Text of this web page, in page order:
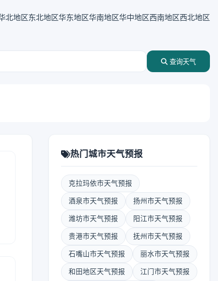
北地区东北地区华东地区华南地区华中地区西南地区西北地区
查询天气
热门城市天气预报
克拉玛依市天气预报
酒泉市天气预报 扬州市天气预报
潍坊市天气预报 阳江市天气预报
贵港市天气预报 抚州市天气预报
石嘴山市天气预报 丽水市天气预报
和田地区天气预报 江门市天气预报